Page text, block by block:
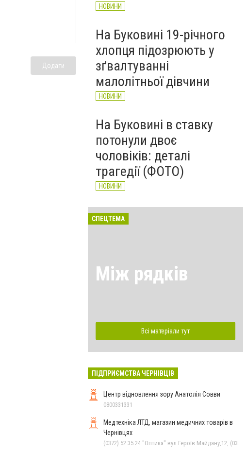
Додати
НОВИНИ
На Буковині 19-річного
хлопця підозрюють у
зґвалтуванні
малолітньої дівчини
НОВИНИ
На Буковині в ставку
потонули двоє
чоловіків: деталі
трагедії (ФОТО)
НОВИНИ
СПЕЦТЕМА
Між рядків
Всі матеріали тут
ПІДПРИЄМСТВА ЧЕРНІВЦІВ
Центр відновлення зору Анатолія Совви
0800331331
Медтехніка ЛТД, магазин медичних товарів в
Чернівцях